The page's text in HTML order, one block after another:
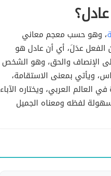
، وهو حسب معجم معاني
الفعل عدَلَ، أي أن عادل هو
الإنصاف والحق، وهو الشخص
ويأتي بمعنى الاستقامة،
العالم العربي، ويختاره الآباء
لفظه ومعناه الجميل